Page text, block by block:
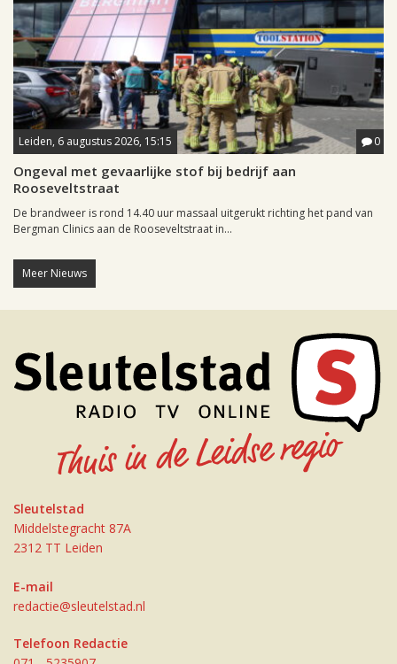
Leiden, 6 augustus 2026, 15:15 0
Ongeval met gevaarlijke stof bij bedrijf aan
Rooseveltstraat
De brandweer is rond 14.40 uur massaal uitgerukt richting het pand van
Bergman Clinics aan de Rooseveltstraat in...
Meer Nieuws
Sleutelstad
Middelstegracht 87A
2312 TT Leiden
E-mail
redactie@sleutelstad.nl
Telefoon Redactie